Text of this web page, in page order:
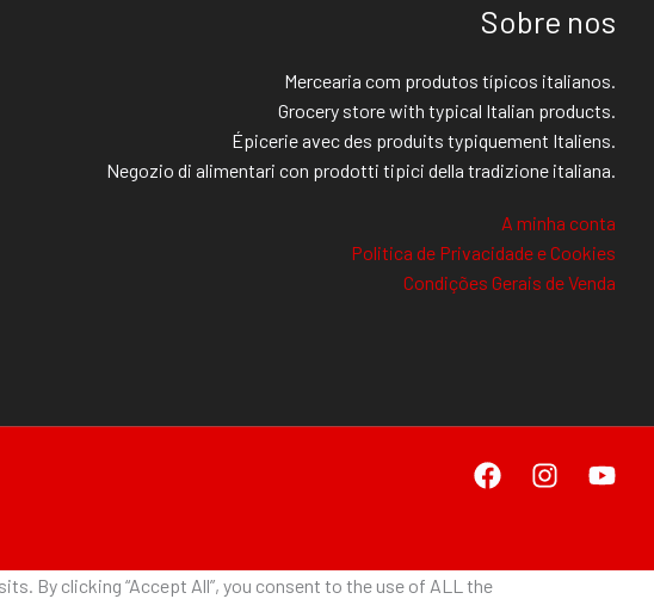
Sobre nos
Mercearia com produtos típicos italianos.
Grocery store with typical Italian products.
Épicerie avec des produits typiquement Italiens.
Negozio di alimentari con prodotti tipici della tradizione italiana.
A minha conta
Politica de Privacidade e Cookies
Condições Gerais de Venda
By clicking “Accept All”, you consent to the use of ALL the